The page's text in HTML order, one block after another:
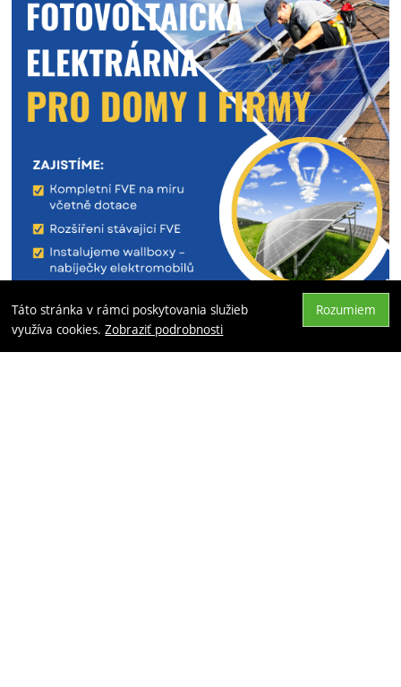
Táto stránka v rámci poskytovania služieb
využíva cookies.Zobraziť podrobnosti
Rozumiem
Hore